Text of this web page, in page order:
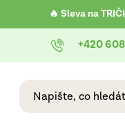
🔥 Sleva na
+420